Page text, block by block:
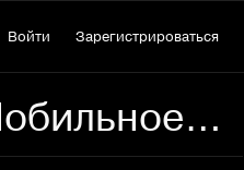
Войти Зарегистрироваться
EverAfter | Мобильное приложение